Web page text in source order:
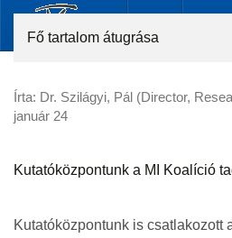
Fő tartalom átugrása
Írta: Dr. Szilágyi, Pál (Director,
január 24
Kutatóközpontunk a MI Koalíció
Kutatóközpontunk is csatlakozott